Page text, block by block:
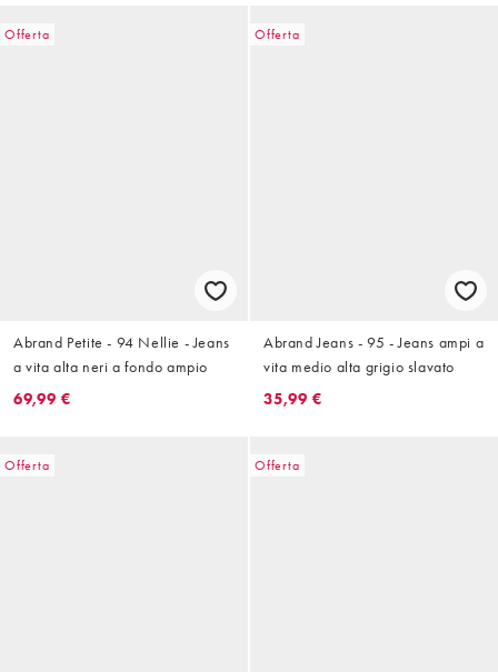
Offerta
Abrand Petite - 94 Nellie - Jeans
a vita alta neri a fondo ampio
69,99 €
Offerta
Abrand Jeans - 95 - Jeans ampi a
vita medio alta grigio slavato
35,99 €
Offerta Offerta